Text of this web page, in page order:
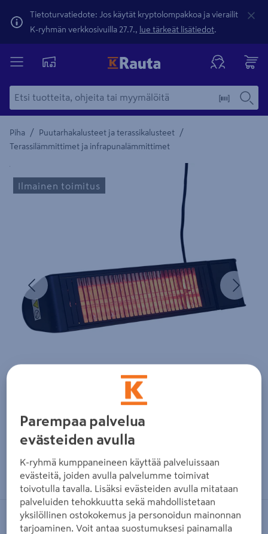
Tietoturvatiedote: Jos käytät kryptolompakkoa ja vierailit
K-ryhmän verkkosivuilla 27.7., lue tärkeät lisätiedot.
Piha / Puutarhakalusteet ja terassikalusteet /
Terassilämmittimet ja infrapunalämmittimet
Yksityiskohtainen kuvaus löytyy Tuotteen kuvaus -
Edellinen
Ilmainen toimitus
Zoomaa kuvaa sormilla kosketusnäytöllä
HEAT1
Parempaa palvelua
evästeiden avulla
K-ryhmä kumppaneineen käyttää palveluissaan
evästeitä, joiden avulla palvelumme toimivat
toivotulla tavalla. Lisäksi evästeiden avulla mitataan
palveluiden tehokkuutta sekä mahdollistetaan
yksilöllinen ostokokemus ja personoidun mainonnan
tarjoaminen. Voit antaa suostumuksesi painamalla